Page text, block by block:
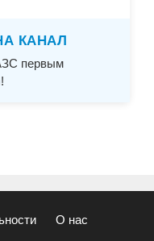
КАНАЛ
первым
О нас